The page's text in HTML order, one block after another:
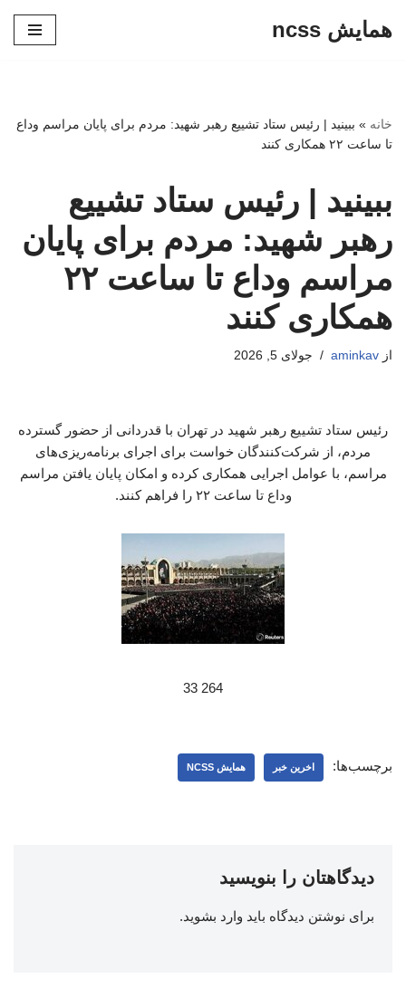
همایش ncss
خانه » ببینید | رئیس ستاد تشییع رهبر شهید: مردم برای پایان مراسم وداع
تا ساعت ۲۲ همکاری کنند
ببینید | رئیس ستاد تشییع
رهبر شهید: مردم برای پایان
مراسم وداع تا ساعت ۲۲
همکاری کنند
از aminkav جولای 5, 2026
رئیس ستاد تشییع رهبر شهید در تهران با قدردانی از حضور گسترده
مردم، از شرکت‌کنندگان خواست برای اجرای برنامه‌ریزی‌های
مراسم، با عوامل اجرایی همکاری کرده و امکان پایان یافتن مراسم
وداع تا ساعت ۲۲ را فراهم کنند.
264 33
برچسب‌ها: اخرین خبر همایش NCSS
دیدگاهتان را بنویسید
برای نوشتن دیدگاه باید وارد بشوید.